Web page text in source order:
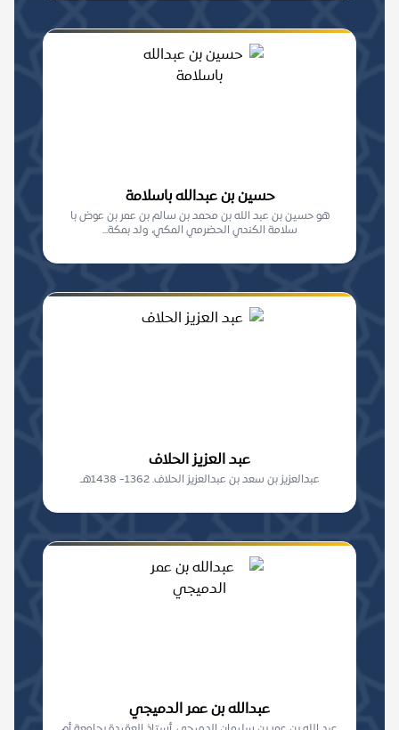
حسين بن عبدالله باسلامة
هو حسين بن عبد الله بن محمد بن سالم بن عمر بن عوض با
سلامة الكندي الحضرمي المكي، ولد بمكة...
عبد العزيز الحلاف
عبدالعزيز بن سعد بن عبدالعزيز الحلاف. 1362- 1438هـ.
عبدالله بن عمر الدميجي